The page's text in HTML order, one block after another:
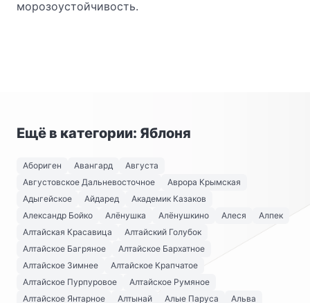
морозоустойчивость.
Ещё в категории: Яблоня
Абориген Авангард
Августа
Августовское Дальневосточное
Аврора Крымская
Адыгейское
Айдаред
Академик Казаков
Александр Бойко
Алёнушка Алёнушкино Алеся
Алпек
Алтайская Красавица
Алтайский Голубок
Алтайское Багряное
Алтайское Бархатное
Алтайское Зимнее
Алтайское Крапчатое
Алтайское Пурпуровое
Алтайское Румяное
Алтайское Янтарное
Алтынай Алые Паруса
Альва